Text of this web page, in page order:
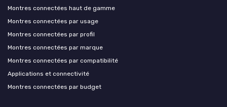
Montres connectées haut de gamme
Montres connectées par usage
Montres connectées par profil
Montres connectées par marque
Montres connectées par compatibilité
Applications et connectivité
Montres connectées par budget